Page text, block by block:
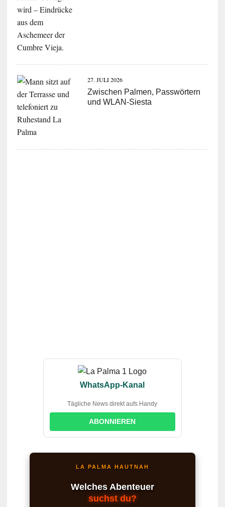
27. JULI 2026
Zwischen Palmen, Passwörtern
und WLAN-Siesta
WhatsApp-Kanal
Tägliche News direkt aufs Handy
ABONNIEREN
LA PALMA HAUTNAH
Welches Abenteuer
suchst du?